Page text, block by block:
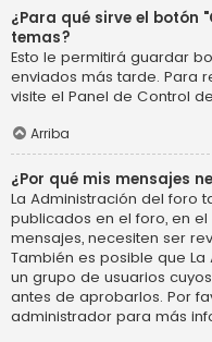
¿Para qué sirve el botón
temas?
Esto le permitirá guardar
enviados más tarde. Para
visite el Panel de Control
Arriba
¿Por qué mis mensajes
La Administración del foro
publicados en el foro, en
mensajes, necesiten ser
También es posible que
un grupo de usuarios
antes de aprobarlos. Por
administrador para más